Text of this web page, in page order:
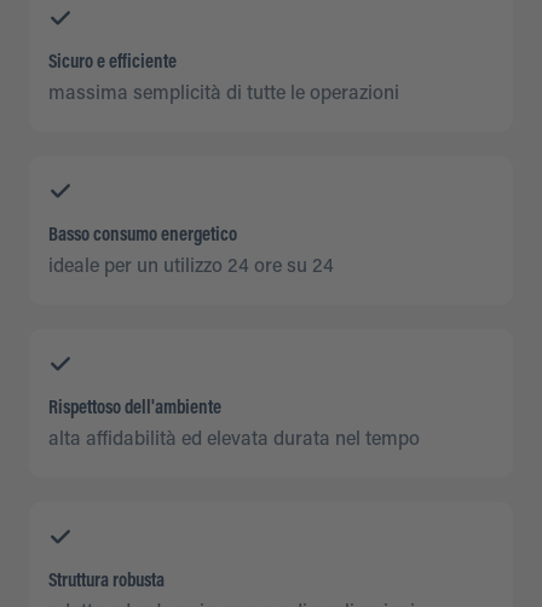
Sicuro e efficiente
massima semplicità di tutte le operazioni
Basso consumo energetico
ideale per un utilizzo 24 ore su 24
Rispettoso dell'ambiente
alta affidabilità ed elevata durata nel tempo
Struttura robusta